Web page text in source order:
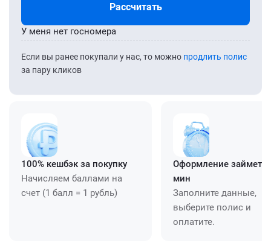
Рассчитать
Если вы ранее покупали у нас, то можно продлить полис
за пару кликов
У меня нет госномера
100% кешбэк за покупку
Начисляем баллами на
счет (1 балл = 1 рубль)
Оформление займет
мин
Заполните данные,
выберите полис и
оплатите.